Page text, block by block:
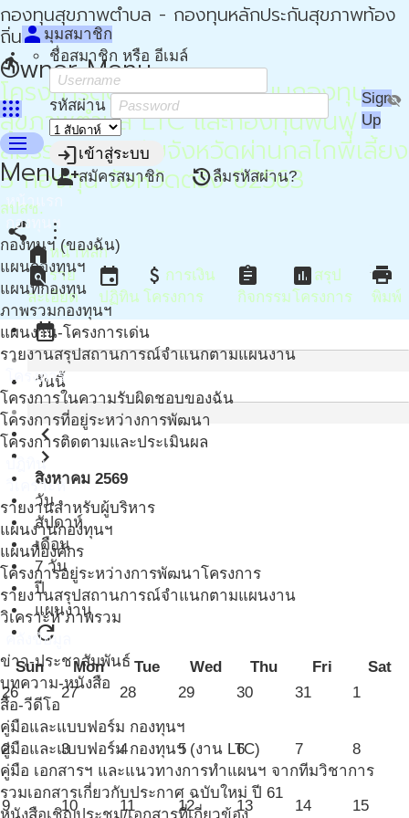
กองทุนสุขภาพตำบล - กองทุนหลักประกันสุขภาพท้อง
ถิ่น - กปท
Owner Menu
apps
person มุมสมาชิก
ชื่อสมาชิก หรือ อีเมล์
รหัสผ่าน visibility_off
loginเข้าสู่ระบบ
person_addสมัครสมาชิก restoreลืมรหัสผ่าน?
Sign
Up
menu
Menu
หน้าแรก
กองทุนฯ
กองทุนฯ (ของฉัน)
แผนกองทุนฯ
แผนที่กองทุน
ภาพรวมกองทุนฯ
แผนงาน-โครงการเด่น
รายงานสรุปสถานการณ์จำแนกตามแผนงาน
โครงการ
โครงการในความรับผิดชอบของฉัน
โครงการที่อยู่ระหว่างการพัฒนา
โครงการติดตามและประเมินผล
ปฎิทิน
วิเคราะห์
รายงานสำหรับผู้บริหาร
แผนงานกองทุนฯ
แผนที่องค์กร
โครงการอยู่ระหว่างการพัฒนาโครงการ
รายงานสรุปสถานการณ์จำแนกตามแผนงาน
วิเคราะห์ ภาพรวม
คลังข้อมูล
ข่าว-ประชาสัมพันธ์
บทความ-หนังสือ
สื่อ-วีดีโอ
คู่มือและแบบฟอร์ม กองทุนฯ
คู่มือและแบบฟอร์ม กองทุนฯ (งาน LTC)
คู่มือ เอกสารฯ และแนวทางการทำแผนฯ จากทีมวิชาการ
รวมเอกสารเกี่ยวกับประกาศ ฉบับใหม่ ปี 61
หนังสือเชิญประชุม/เอกสารที่เกี่ยวข้อง
directions_run
โครงการติดตามและสนับสนุนกองทุน
สุขภาพตำบล LTC และกองทุนฟื้นฟู
สมรรถภาพระดับจังหวัดผ่านกลไกพี่เลี้ยง
3 กองทุน จังหวัดตรัง ปี2563
สปสช.
share
more_vert
homeหน้าหลัก
find_in_pageราย
ละเอียด
event
ปฏิทิน
attach_money การเงิน
โครงการ
assignment
กิจกรรม
assessment สรุป
โครงการ
print
พิมพ์
calendar_month
วันนี้
navigate_before
navigate_next
สิงหาคม 2569
วัน
สัปดาห์
เดือน
7 วัน
ปี
แผนงาน
refresh
Sun Mon Tue Wed Thu Fri
Sat
26
27 28 29 30 31 1
2 3 4 5 6 7 8
9 10 11 12 13 14 15